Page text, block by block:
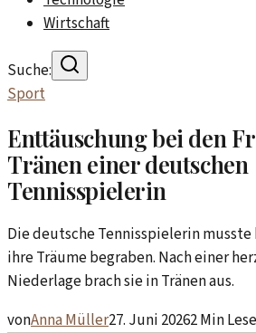
Wirtschaft
Suche:
Sport
Enttäuschung bei den
Tränen einer deutschen
Tennisspielerin
Die deutsche Tennisspielerin musste
ihre Träume begraben. Nach einer
Niederlage brach sie in Tränen aus.
vonAnna Müller27. Juni 20262Min